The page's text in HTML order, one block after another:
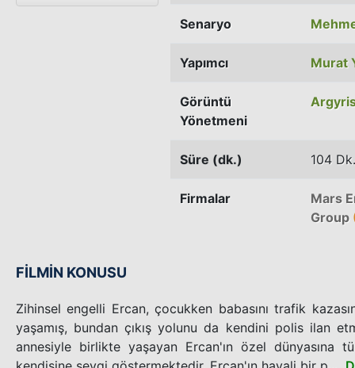
Senaryo
Yapımcı Murat
Görüntü
Yönetmeni
Süre (dk.) 104 Dk.
Firmalar
Mars
Group
FİLMİN KONUSU
Zihinsel engelli Ercan, çocukken babasını trafik
yaşamış, bundan çıkış yolunu da kendini polis ilan
annesiyle birlikte yaşayan Ercan'ın özel dünyasına